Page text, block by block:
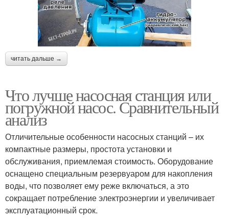
читать дальше →
Что лучше насосная станция или
погружной насос. Сравнительный
анализ
Отличительные особенности насосных станций – их
компактные размеры, простота установки и
обслуживания, приемлемая стоимость. Оборудование
оснащено специальным резервуаром для накопления
воды, что позволяет ему реже включаться, а это
сокращает потребление электроэнергии и увеличивает
эксплуатационный срок.